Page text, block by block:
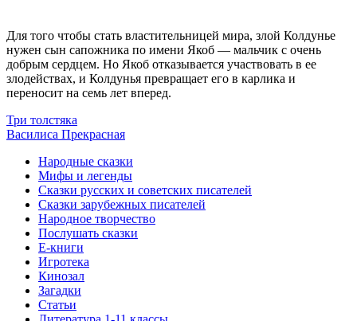
Для того чтобы стать властительницей мира, злой Колдунье
нужен сын сапожника по имени Якоб — мальчик с очень
добрым сердцем. Но Якоб отказывается участвовать в ее
злодействах, и Колдунья превращает его в карлика и
переносит на семь лет вперед.
Три толстяка
Василиса Прекрасная
Народные сказки
Мифы и легенды
Сказки русских и советских писателей
Сказки зарубежных писателей
Народное творчество
Послушать сказки
Е-книги
Игротека
Кинозал
Загадки
Статьи